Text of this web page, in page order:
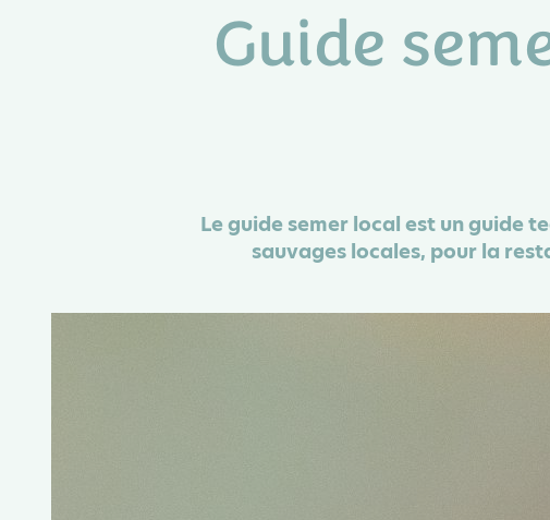
Guide
Le guide semer local est un guide
sauvages locales, pour la